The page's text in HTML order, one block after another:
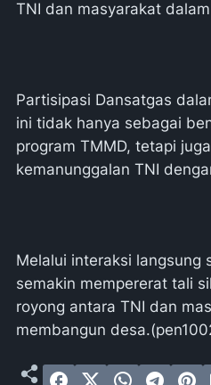
TNI dan masyarakat
Partisipasi Dansatgas
ini tidak hanya sebagai
program TMMD, tetapi
kemanunggalan TNI
Melalui interaksi langsung
semakin mempererat tali
royong antara TNI dan
membangun